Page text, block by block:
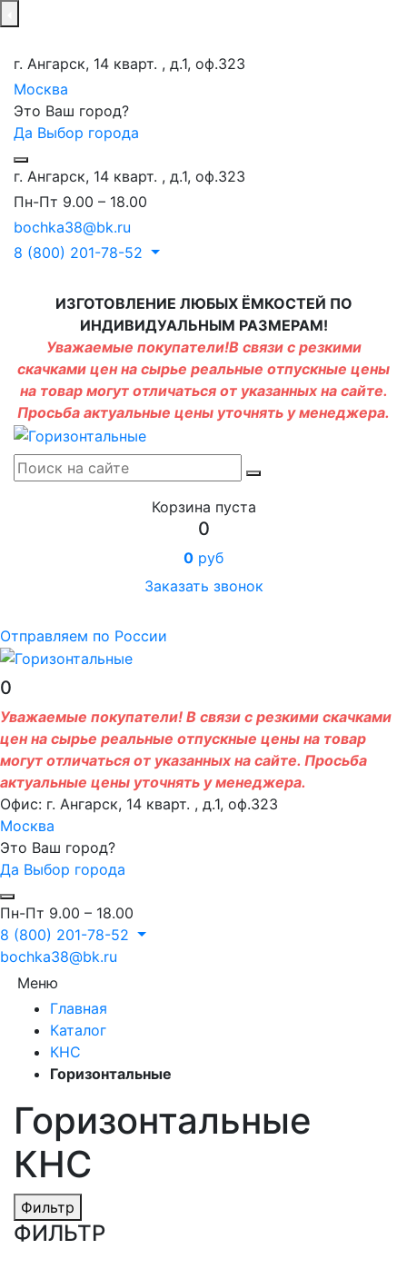
г. Ангарск, 14 кварт. , д.1, оф.323
Москва
Это Ваш город?
Да Выбор города
г. Ангарск, 14 кварт. , д.1, оф.323
Пн-Пт 9.00 – 18.00
bochka38@bk.ru
8 (800) 201-78-52
ИЗГОТОВЛЕНИЕ ЛЮБЫХ ЁМКОСТЕЙ ПО
ИНДИВИДУАЛЬНЫМ РАЗМЕРАМ!
Уважаемые покупатели!В связи с резкими
скачками цен на сырье реальные отпускные цены
на товар могут отличаться от указанных на сайте.
Просьба актуальные цены уточнять у менеджера.
Корзина пуста
0
0 руб
Заказать звонок
Отправляем по России
0
Уважаемые покупатели! В связи с резкими скачками
цен на сырье реальные отпускные цены на товар
могут отличаться от указанных на сайте. Просьба
актуальные цены уточнять у менеджера.
Офис: г. Ангарск, 14 кварт. , д.1, оф.323
Москва
Это Ваш город?
Да Выбор города
Пн-Пт 9.00 – 18.00
8 (800) 201-78-52
bochka38@bk.ru
Меню
Главная
Каталог
КНС
Горизонтальные
Горизонтальные
КНС
Фильтр
ФИЛЬТР